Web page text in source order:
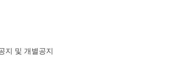
지 및 개별공지